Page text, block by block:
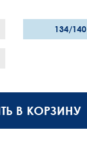
134/140
В КОРЗИНУ